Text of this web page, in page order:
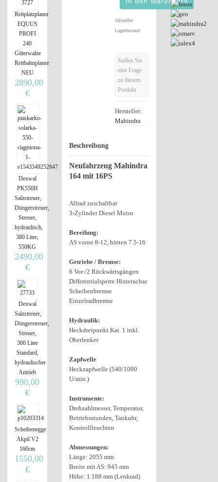
Aktueller
Lagerbestand
Stellen Sie
eine Frage
zu diesem
Produkt
Hersteller:
Mahindra
Beschreibung
Neufahrzeug Mahindra
164 mit 16PS
Allrad zuschaltbar
3-Zylinder Diesel Motor
Bereifung:
AS vorne 8-12, hinten 7.5-16
Getriebe / Bremse:
6 Vor-/2 Rückwärtsgängen
Differentialsperre Hinterachse
Scheibenbremse
Einzelradbremse
Hydraulik:
Heckdreipunkt Kat. 1 inkl.
Oberlenker
Zapfwelle
Heckzapfwelle (540/1000
U/min.)
Instrumente:
Drehzahlmesser, Temperatur,
Betriebsstunden, Tankuhr,
Kontrollleuchten
Abmessungen:
Länge: 2055 mm
Breite mit AS: 945 mm
Höhe: 1.188 mm (Lenkrad)
Reitplatzplaner
EQUUS
PROFI
240
Gitterwalze
Reitbahnplaner
NEU
2890,00
€
Dexwal
PK550H
Salzstreuer,
Düngerstreuer,
Streuer,
hydraulisch,
380 Liter,
550KG
2490,00
€
Dexwal
Salzstreuer,
Düngerstreuer,
Streuer,
300 Liter
Standard,
hydraulischer
Antrieb
990,00
€
Scheibenegge
Akpil V2
160cm
1550,00
€